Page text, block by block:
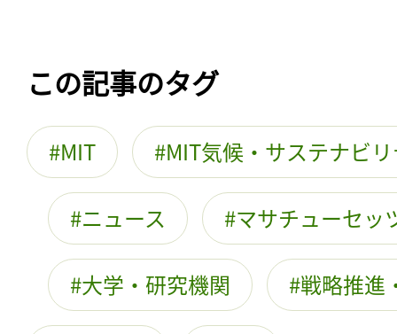
この記事のタグ
MIT MIT気候・サステナビ
ニュース マサチューセッ
大学・研究機関 戦略推進